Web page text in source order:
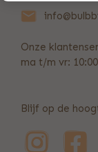
Onze
ma t/m vr:
Blijf op de